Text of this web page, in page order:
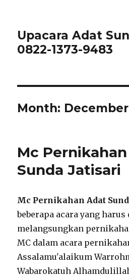
Upacara Adat
0822-1373-9483
Month:
Mc
Sunda Jatisari
Mc Pernikahan Adat
beberapa acara yang
melangsungkan
MC dalam acara
Assalamu'alaikum
Wabarokatuh